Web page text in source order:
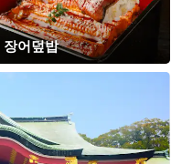
장어덮밥